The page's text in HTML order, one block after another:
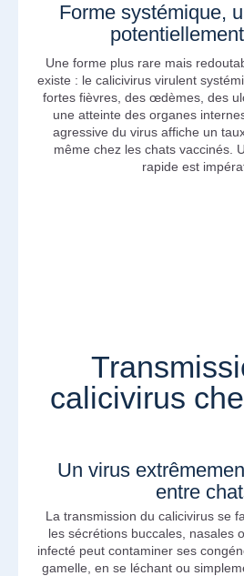
Forme systémique,
Une forme plus rare mais
existe : le calicivirus virulent
fortes fièvres, des œdèmes, des
une atteinte des organes
agressive du virus affiche un
même chez les chats vaccinés.
rapide est
calicivirus
Un virus
entre
La transmission du calicivirus se
les sécrétions buccales, nasales
infecté peut contaminer ses
gamelle, en se léchant ou